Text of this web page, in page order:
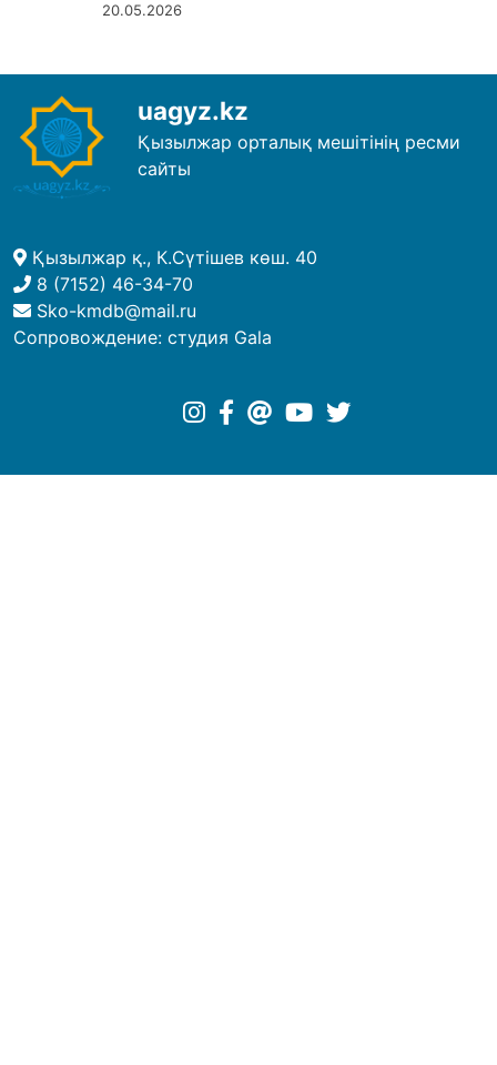
20.05.2026
uagyz.kz
Қызылжар орталық мешітінің ресми
сайты
Қызылжар қ., К.Сүтішев көш. 40
8 (7152) 46-34-70
Sko-kmdb@mail.ru
Сопровождение: студия Gala